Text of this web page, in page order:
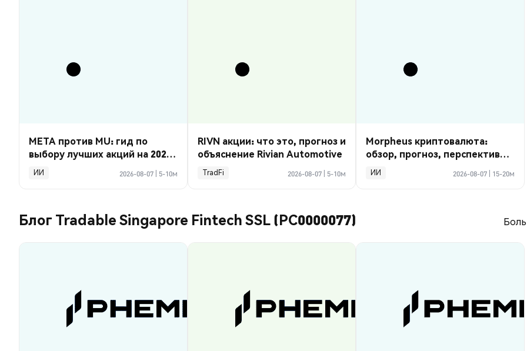
META против MU: гид по
выбору лучших акций на 2026
год
ИИ 2026-08-07 5-10м
RIVN акции: что это, прогноз и
объяснение Rivian Automotive
TradFi 2026-08-07 5-10м
Morpheus криптовалюта:
обзор, прогноз, перспективы
2026
ИИ 2026-08-07 15-20м
Блог Tradable Singapore Fintech SSL (PC0000077)